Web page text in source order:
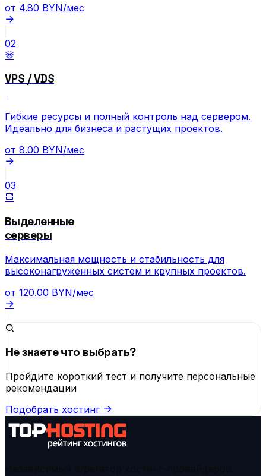
от 4.80 BYN/мес
02
VPS / VDS
Гибкие ресурсы и полный контроль над сервером.
Идеально для бизнеса и растущих проектов.
от 8.00 BYN/мес
03
Выделенные
серверы
Максимальная мощность и стабильность для
высоконагруженных систем и крупных проектов.
от 120.00 BYN/мес
Не знаете что выбрать?
Пройдите короткий тест и получите персональные
рекомендации
Подобрать хостинг